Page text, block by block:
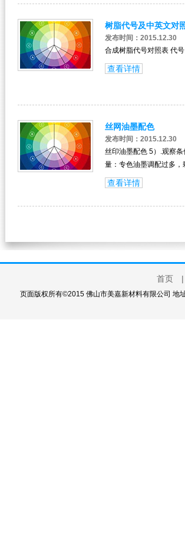
树脂代号及中英文对
发布时间：2015.12.30
合成树脂代号对照表 代
查看详情
丝网油墨配色
发布时间：2015.12.30
丝印油墨配色 5）.观察
量：专色油墨调配过多
查看详情
首页 |
页面版权所有©2015 佛山市美嘉新材料有限公司